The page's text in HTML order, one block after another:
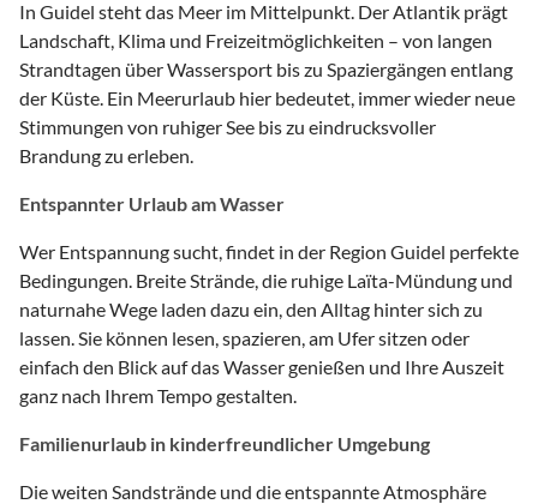
In Guidel steht das Meer im Mittelpunkt. Der Atlantik prägt
Landschaft, Klima und Freizeitmöglichkeiten – von langen
Strandtagen über Wassersport bis zu Spaziergängen entlang
der Küste. Ein Meerurlaub hier bedeutet, immer wieder neue
Stimmungen von ruhiger See bis zu eindrucksvoller
Brandung zu erleben.
Entspannter Urlaub am Wasser
Wer Entspannung sucht, findet in der Region Guidel perfekte
Bedingungen. Breite Strände, die ruhige Laïta-Mündung und
naturnahe Wege laden dazu ein, den Alltag hinter sich zu
lassen. Sie können lesen, spazieren, am Ufer sitzen oder
einfach den Blick auf das Wasser genießen und Ihre Auszeit
ganz nach Ihrem Tempo gestalten.
Familienurlaub in kinderfreundlicher Umgebung
Die weiten Sandstrände und die entspannte Atmosphäre